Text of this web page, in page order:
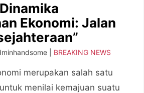
Ekonomi: Jalan
| BREAKING NEWS
merupakan salah satu
menilai kemajuan suatu